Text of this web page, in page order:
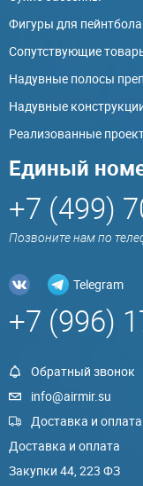
Фигуры для пейнтбола
Сопутствующие
Надувные полосы
Надувные
Реализованные
Единый
+7 (499)
Позвоните нам по
Telegram
+7 (996)
Обратный звонок
info@airmir.su
Доставка и оплата
Доставка и оплата
Закупки 44, 223 ФЗ